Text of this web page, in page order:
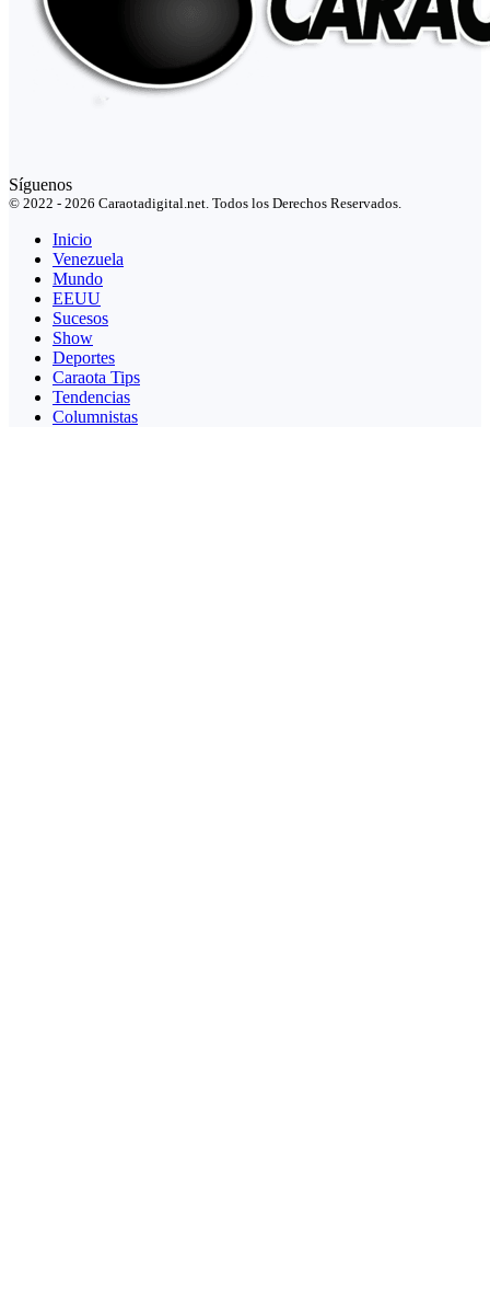
Síguenos
© 2022 - 2026 Caraotadigital.net. Todos los Derechos Reservados.
Inicio
Venezuela
Mundo
EEUU
Sucesos
Show
Deportes
Caraota Tips
Tendencias
Columnistas